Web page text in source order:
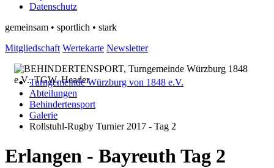
Datenschutz
gemeinsam • sportlich • stark
Mitgliedschaft Wertekarte Newsletter
Turngemeinde Würzburg von 1848 e.V.
Abteilungen
Behindertensport
Galerie
Rollstuhl-Rugby Turnier 2017 - Tag 2
Erlangen - Bayreuth Tag 2